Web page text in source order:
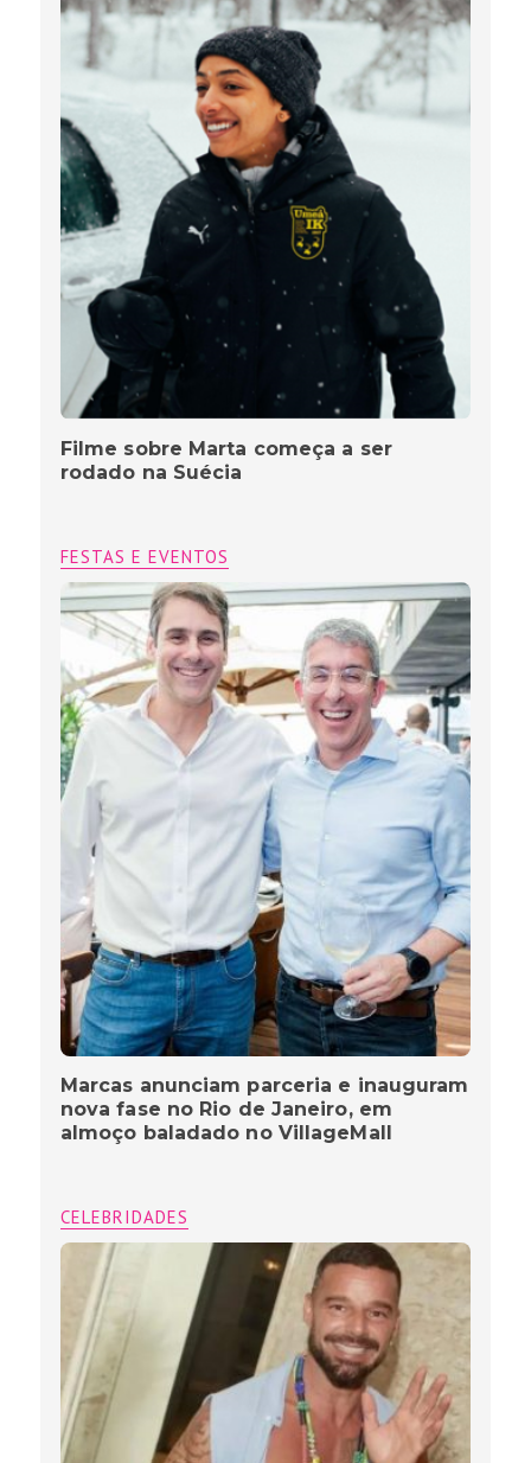
Filme sobre Marta começa a ser
rodado na Suécia
FESTAS E EVENTOS
Marcas anunciam parceria e inauguram
nova fase no Rio de Janeiro, em
almoço baladado no VillageMall
CELEBRIDADES